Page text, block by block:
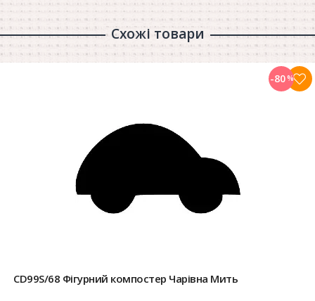
Схожі товари
CD99S/68 Фігурний компостер Чарівна Мить
-80%